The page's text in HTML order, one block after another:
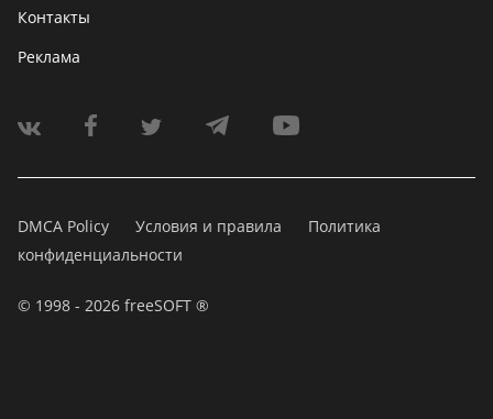
Контакты
Реклама
DMCA Policy Условия и правила
Политика
конфиденциальности
© 1998 - 2026 freeSOFT ®